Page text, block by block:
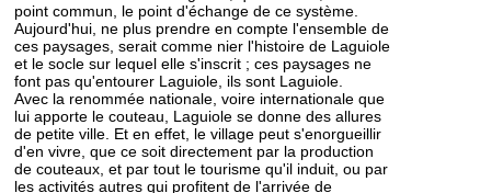
point commun, le point d'échange de ce système.
Aujourd'hui, ne plus prendre en compte l'ensemble de
ces paysages, serait comme nier l'histoire de Laguiole
et le socle sur lequel elle s'inscrit ; ces paysages ne
font pas qu'entourer Laguiole, ils sont Laguiole.
Avec la renommée nationale, voire internationale que
lui apporte le couteau, Laguiole se donne des allures
de petite ville. Et en effet, le village peut s'enorgueillir
d'en vivre, que ce soit directement par la production
de couteaux, et par tout le tourisme qu'il induit, ou par
les activités autres qui profitent de l'arrivée de